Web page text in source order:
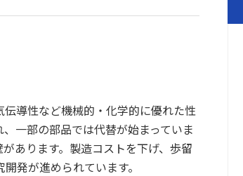
導性など機械的・化学的に優れた性
一部の部品では代替が始まっていま
あります。製造コストを下げ、歩留
発が進められています。